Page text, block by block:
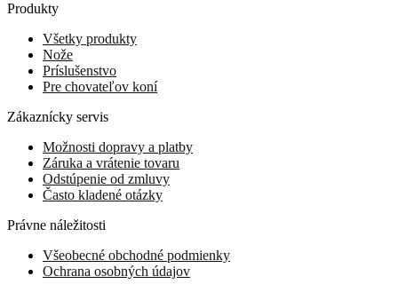
Produkty
Všetky produkty
Nože
Príslušenstvo
Pre chovateľov koní
Zákaznícky servis
Možnosti dopravy a platby
Záruka a vrátenie tovaru
Odstúpenie od zmluvy
Často kladené otázky
Právne náležitosti
Všeobecné obchodné podmienky
Ochrana osobných údajov